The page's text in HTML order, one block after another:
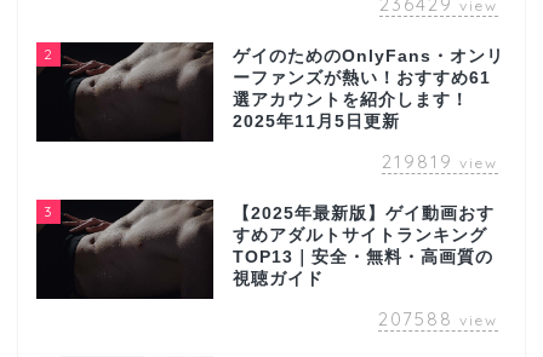
view
2
ゲイのためのOnlyFans・オンリ
ーファンズが熱い！おすすめ61
選アカウントを紹介します！
2025年11月5日更新
219819 view
3
【2025年最新版】ゲイ動画おす
すめアダルトサイトランキング
TOP13｜安全・無料・高画質の
視聴ガイド
207588 view